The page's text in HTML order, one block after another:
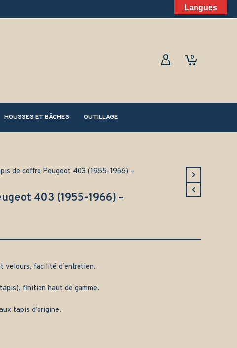
0
HOUSSES ET BÂCHES OUTILLAGE
de coffre Peugeot 403 (1955-1966) –
403 (1955-1966) –
velours, facilité d’entretien.
finition haut de gamme.
tapis d’origine.
Langues